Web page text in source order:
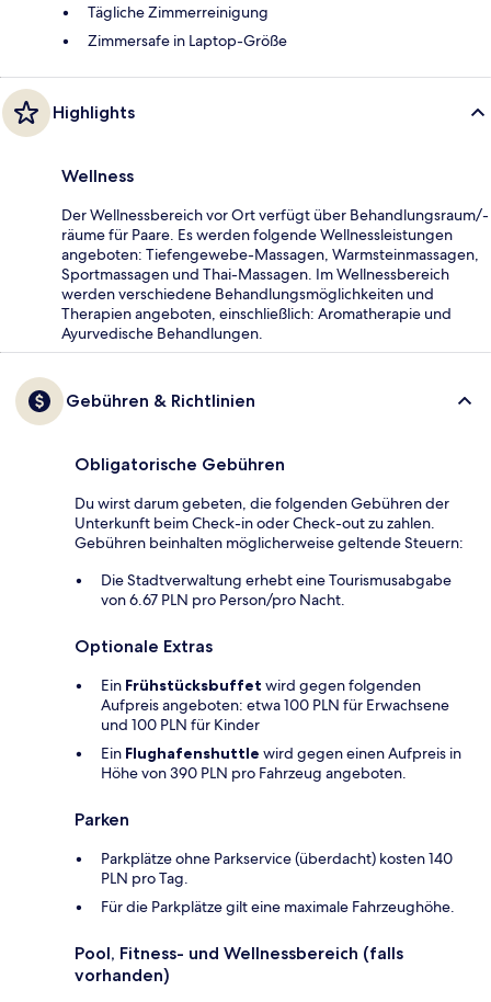
Tägliche Zimmerreinigung
Zimmersafe in Laptop-Größe
Highlights
Wellness
Der Wellnessbereich vor Ort verfügt über Behandlungsraum/-
räume für Paare. Es werden folgende Wellnessleistungen
angeboten: Tiefengewebe-Massagen, Warmsteinmassagen,
Sportmassagen und Thai-Massagen. Im Wellnessbereich
werden verschiedene Behandlungsmöglichkeiten und
Therapien angeboten, einschließlich: Aromatherapie und
Ayurvedische Behandlungen.
Gebühren & Richtlinien
Obligatorische Gebühren
Du wirst darum gebeten, die folgenden Gebühren der
Unterkunft beim Check-in oder Check-out zu zahlen.
Gebühren beinhalten möglicherweise geltende Steuern:
Die Stadtverwaltung erhebt eine Tourismusabgabe
von 6.67 PLN pro Person/pro Nacht.
Optionale Extras
Ein Frühstücksbuffet wird gegen folgenden
Aufpreis angeboten: etwa 100 PLN für Erwachsene
und 100 PLN für Kinder
Ein Flughafenshuttle wird gegen einen Aufpreis in
Höhe von 390 PLN pro Fahrzeug angeboten.
Parken
Parkplätze ohne Parkservice (überdacht) kosten 140
PLN pro Tag.
Für die Parkplätze gilt eine maximale Fahrzeughöhe.
Pool, Fitness- und Wellnessbereich (falls
vorhanden)